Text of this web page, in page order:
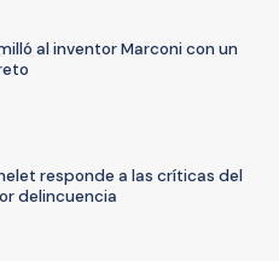
al inventor Marconi con un
responde a las críticas del
delincuencia